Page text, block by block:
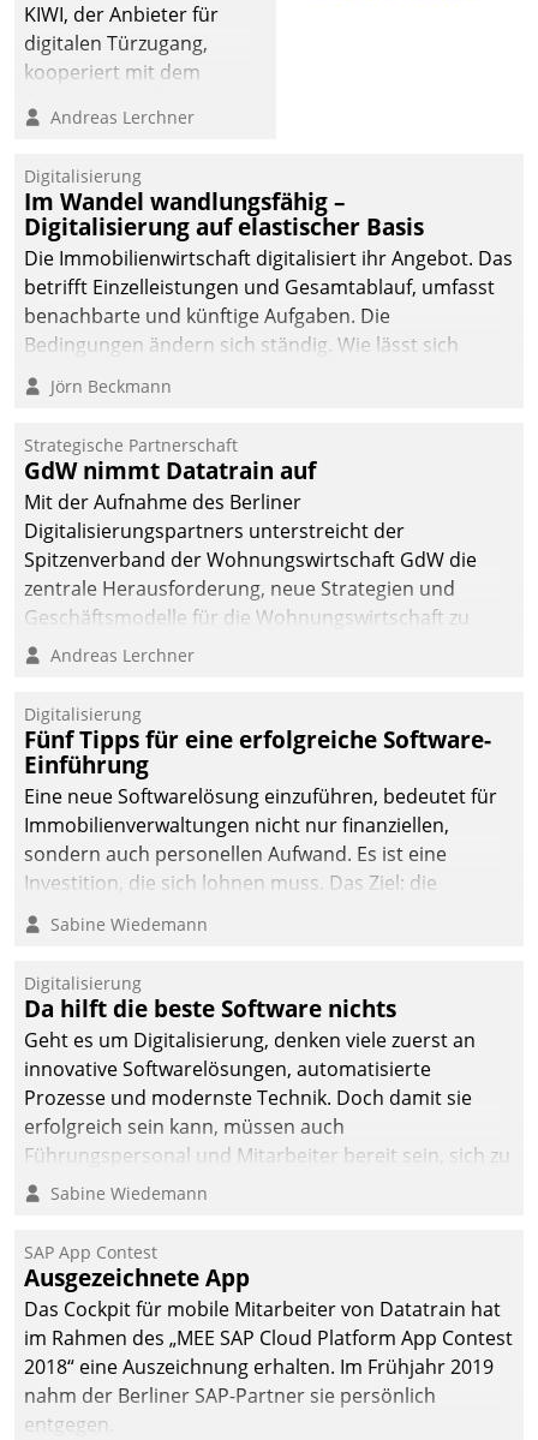
KIWI, der Anbieter für
digitalen Türzugang,
kooperiert mit dem
Softwareentwicklungshaus
Andreas Lerchner
Digitalisierung
Im Wandel wandlungsfähig –
Digitalisierung auf elastischer Basis
Die Immobilienwirtschaft digitalisiert ihr Angebot. Das
betrifft Einzelleistungen und Gesamtablauf, umfasst
benachbarte und künftige Aufgaben. Die
Bedingungen ändern sich ständig. Wie lässt sich
technisch die Kontrolle wahren und zugleich Freiraum
fürs Wachsen öffnen?
Jörn Beckmann
Strategische Partnerschaft
GdW nimmt Datatrain auf
Mit der Aufnahme des Berliner
Digitalisierungspartners unterstreicht der
Spitzenverband der Wohnungswirtschaft GdW die
zentrale Herausforderung, neue Strategien und
Geschäftsmodelle für die Wohnungswirtschaft zu
entwickeln.
Andreas Lerchner
Digitalisierung
Fünf Tipps für eine erfolgreiche Software-
Einführung
Eine neue Softwarelösung einzuführen, bedeutet für
Immobilienverwaltungen nicht nur finanziellen,
sondern auch personellen Aufwand. Es ist eine
Investition, die sich lohnen muss. Das Ziel: die
nachhaltige Optimierung der Geschäftsabläufe. Damit
dieses Ziel erreicht wird, sollten einige Grundregeln
Sabine Wiedemann
Digitalisierung
Da hilft die beste Software nichts
Geht es um Digitalisierung, denken viele zuerst an
innovative Softwarelösungen, automatisierte
Prozesse und modernste Technik. Doch damit sie
erfolgreich sein kann, müssen auch
Führungspersonal und Mitarbeiter bereit sein, sich zu
verändern und anzupassen, sonst werden sie an ihr
Sabine Wiedemann
SAP App Contest
Ausgezeichnete App
Das Cockpit für mobile Mitarbeiter von Datatrain hat
im Rahmen des „MEE SAP Cloud Platform App Contest
2018“ eine Auszeichnung erhalten. Im Frühjahr 2019
nahm der Berliner SAP-Partner sie persönlich
entgegen.